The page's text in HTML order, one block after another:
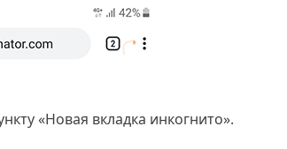
«Новая вкладка инкогнито».